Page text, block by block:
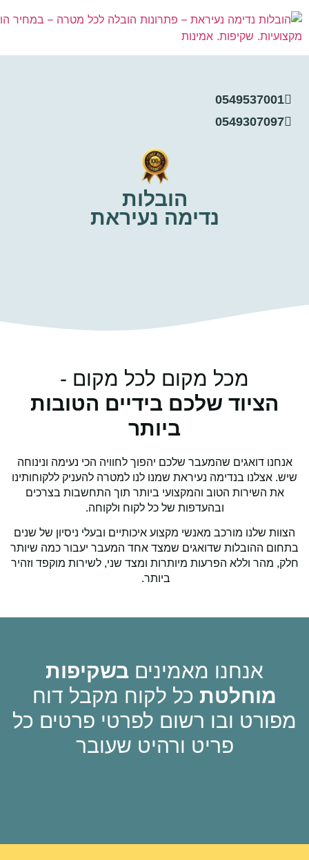
הובלות
נדימה נעיראת
מכל מקום לכל מקום -
שלכם בידיים הטובות
ביותר
דואגים שהמעבר שלכם יהפוך לחוויה הכי נעימה ונינוחה
בנדימה נעיראת שמנו לנו למטרה להעניק ללקוחותינו
הטוב והמקצועי ביותר תוך התחשבות בצרכים
ובהעדפות של כל לקוח ולקוחה.
מורכב מאנשי מקצוע איכותיים ובעלי ניסיון של שנים
שדואגים שמצד אחד המעבר יעבור כמה שיותר
וללא הפרעות מיותרות ומצד שני, לשירות מוקפד וזהיר
אנחנו מאמיניםבשקיפות
כל לקוח מקבל דוח
ובו רשום לפרטי פרטים כל
פריט ורהיט שעובר